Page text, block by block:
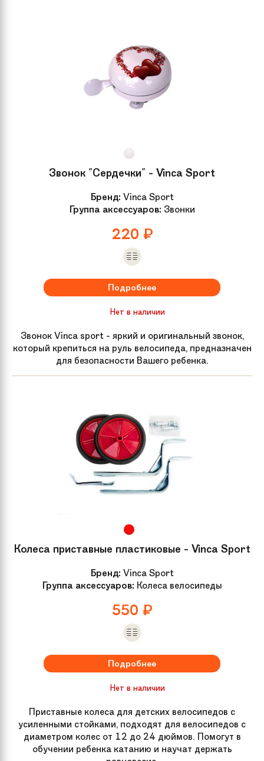
Звонок "Сердечки" - Vinca Sport
Бренд: Vinca Sport
Группа аксессуаров: Звонки
220 ₽
Подробнее
Нет в наличии
Звонок Vinca sport - яркий и оригинальный звонок,
который крепиться на руль велосипеда, предназначен
для безопасности Вашего ребенка.
Колеса приставные пластиковые - Vinca Sport
Бренд: Vinca Sport
Группа аксессуаров: Колеса велосипеды
550 ₽
Подробнее
Нет в наличии
Приставные колеса для детских велосипедов с
усиленными стойками, подходят для велосипедов с
диаметром колес от 12 до 24 дюймов. Помогут в
обучении ребенка катанию и научат держать